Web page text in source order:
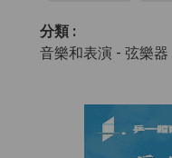
分類 :
音樂和表演 - 弦樂器